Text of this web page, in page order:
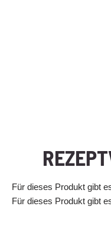
Für dieses Produkt gibt
Für dieses Produkt gibt